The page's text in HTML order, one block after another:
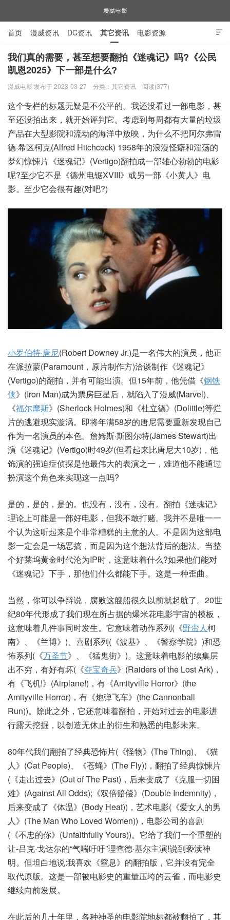
漫威电影

首页 漫威资讯 DC资讯 其它资讯 电影资源
电视剧资源 漫威图片
我们真的需要，甚至想要翻拍《迷魂记》吗?《公民
凯恩2025》下一部是什么?
漫威电影 发布于 2023-03-27 分类： 其它资讯 阅读(377)
这个专栏的标题无疑是不公平的。我还没看过一部电影，甚
至还没拍出来，就开始评判它。考虑到每周都有大量的垃圾
产品在大型影院和流动的海洋中放映，为什么不把阿尔弗雷
德·希区柯克(Alfred Hitchcock) 1958年的浪漫怪癖和淫荡的
梦幻惊悚片《迷魂记》(Vertigo)翻拍成一部雄心勃勃的电影
呢?至少它不是《德州电锯XVIII》或另一部《小黄人》电
影。至少它会很有趣(对吧?)
小罗伯特·唐尼(Robert Downey Jr.)是一名伟大的演员，他正
在派拉蒙(Paramount，原片制作方)洽谈制作《迷魂记》
(Vertigo)的翻拍，并有可能出演。但15年前，他凭借《钢铁
侠》(Iron Man)成为票房巨星后，就陷入了漫威(Marvel)、
《福尔摩斯》(Sherlock Holmes)和《杜立德》(Dolittle)等烂
片的逃避现实漩涡。即将年满58岁的唐尼需要重新发现自己
作为一名演员的本色。詹姆斯·斯图尔特(James Stewart)出
演《迷魂记》(Vertigo)时49岁(但看起来比唐尼大10岁)，他
饰演的强迫症侦探是他最伟大的表演之一，难道他不能通过
扮演这个角色来实现这一点吗?
是的，是的，是的。也没有，没有，没有。翻拍《迷魂记》
理论上可能是一部好电影，但我不敢打赌。我并不是唯一一
个认为这听起来是个非常糟糕的主意的人。不是因为这部电
影一定会是一场恶搞，而是因为这个想法背后的想法。当整
个好莱坞黄金时代沦为IP时，这意味着什么?如果他们能对
《迷魂记》下手，那他们什么都能下手。这是一种歪曲。
当然，你可以争辩说，腐败这艘船很久以前就起航了。20世
纪80年代形成了我们现在所占据的爆米花电影宇宙的模板，
这意味着几件事同时发生。它意味着动作系列(《野蛮人柯
南》、《兰博》)、喜剧系列(《波基》、《警察学院》)和恐
怖系列(《万圣节》、《猛鬼街》)。这意味着电影的续集层
出不穷，有好有坏(《夺宝奇兵》(Raiders of the Lost Ark)，
有《飞机!》(Airplane!)，有《Amityville Horror》(the
Amityville Horror)，有《炮弹飞车》(the Cannonball
Run))。除此之外，它还意味着翻拍，开始对过去的电影进
行露天挖掘，以创造无休止的衍生和熟悉的电影未来。
80年代我们翻拍了经典恐怖片(《怪物》(The Thing)、《猫
人》(Cat People)、《苍蝇》(The Fly))，翻拍了经典惊悚片
(《走出过去》(Out of The Past)，后来变成了《克服一切困
难》(Against All Odds);《双倍赔偿》(Double Indemnity)，
后来变成了《体温》(Body Heat))，艺术电影(《爱女人的男
人》(The Man Who Loved Women))，电影公司的喜剧
(《不忠的你》(Unfaithfully Yours))。它给了我们一个重塑的
让-吕克·戈达尔的“气喘吁吁”理查德·基尔主演!说到亵渎神
明。但坦白地说:我喜欢《窒息》的翻拍版，它并没有完全
取代原版。这是一部被电影史的重量压垮的云雀，而电影史
继续向前发展。
在此后的几十年里，各种神圣的电影院地标都被翻拍了，其